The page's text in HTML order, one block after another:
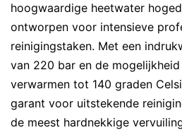
hoogwaardige heetwater
ontworpen voor intensieve
reinigingstaken. Met een
van 220 bar en de
verwarmen tot 140 graden
garant voor uitstekende
de meest hardnekkige